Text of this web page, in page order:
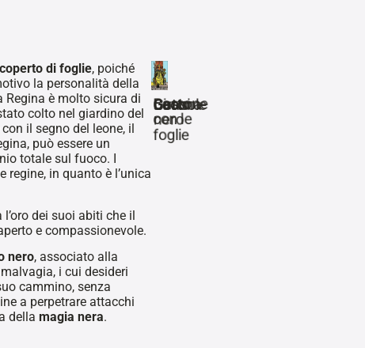
di foglie, poiché
la personalità della
Regina è molto sicura di
colto nel giardino del
il segno del leone, il
può essere un
totale sul fuoco. I
regine, in quanto è l’unica
l’oro dei suoi abiti che il
e compassionevole.
nero, associato alla
i cui desideri
cammino, senza
a perpetrare attacchi
della magia nera.
Bastone
con le
foglie
rivitalizzazione
Girasole
fuoco
Corona
Gatto
nero
gatto nero Leoni
avversario
pericoloso